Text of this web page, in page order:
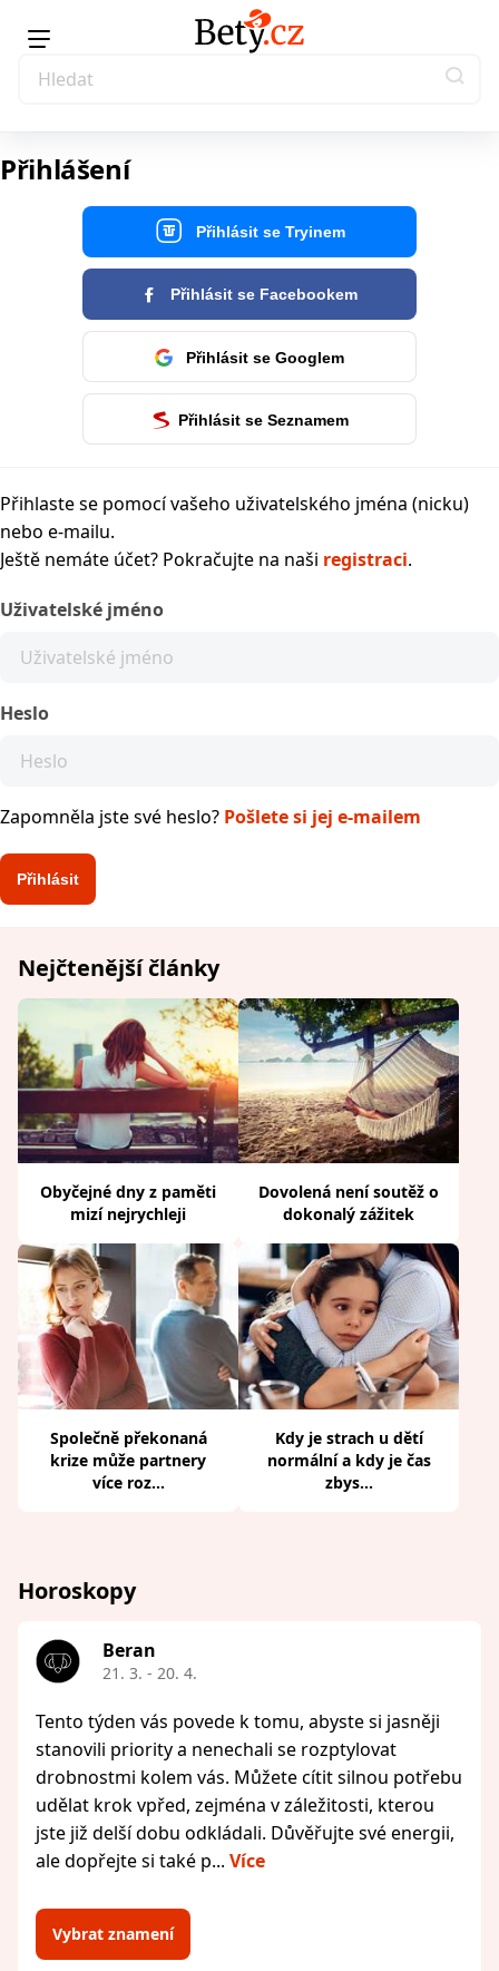
Přihlášení
Přihlásit se Tryinem
Přihlásit se Facebookem
Přihlásit se Googlem
Přihlásit se Seznamem
Přihlaste se pomocí vašeho uživatelského jména (nicku)
nebo e-mailu.
Ještě nemáte účet? Pokračujte na naši registraci.
Uživatelské jméno
Heslo
Zapomněla jste své heslo? Pošlete si jej e-mailem
Nejčtenější články
Obyčejné dny z paměti
mizí nejrychleji
Dovolená není soutěž o
dokonalý zážitek
Společně překonaná
krize může partnery
více roz...
Kdy je strach u dětí
normální a kdy je čas
zbys...
Horoskopy
Beran
21. 3. - 20. 4.
Tento týden vás povede k tomu, abyste si jasněji
stanovili priority a nenechali se rozptylovat
drobnostmi kolem vás. Můžete cítit silnou potřebu
udělat krok vpřed, zejména v záležitosti, kterou
jste již delší dobu odkládali. Důvěřujte své energii,
ale dopřejte si také p... Více
Vybrat znamení